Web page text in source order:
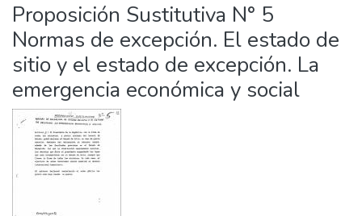
Statistics
Proposición Sustitutiva N° 5
Normas de excepción. El estado de
sitio y el estado de excepción. La
emergencia económica y social